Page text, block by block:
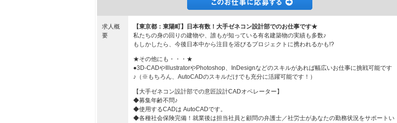
求人概
要
【東京都：東陽町】日本有数！大手ゼネコン設計部でのお仕事です★
私たちの身の回りの建物や、誰もが知っている有名建築物の実績も多数♪
もしかしたら、今後日本中から注目を浴びるプロジェクトに携われるかも!?
★その他にも・・・★
●3D-CADやIllustratorやPhotoshop、InDesignなどのスキルがあれば幅広いお仕事に挑戦可能です
♪（※もちろん、AutoCADのスキルだけでも充分に活躍可能です！）
【大手ゼネコン設計部での意匠設計CADオペレーター】
◆募集年齢不問♪
◆使用するCADは AutoCADです。
◆各種社会保険完備！就業後は担当社員と顧問の弁護士／社労士があなたの勤務状況をサポートい